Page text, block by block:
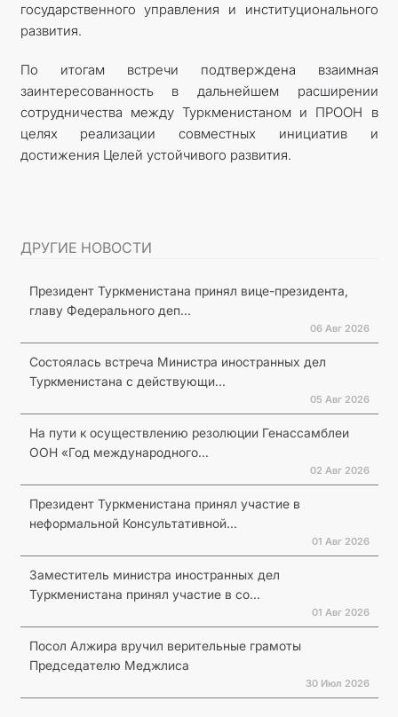
государственного управления и институционального
развития.
По итогам встречи подтверждена взаимная
заинтересованность в дальнейшем расширении
сотрудничества между Туркменистаном и ПРООН в
целях реализации совместных инициатив и
достижения Целей устойчивого развития.
ДРУГИЕ НОВОСТИ
Президент Туркменистана принял вице-президента,
главу Федерального деп...
06 Авг 2026
Состоялась встреча Министра иностранных дел
Туркменистана с действующи...
05 Авг 2026
На пути к осуществлению резолюции Генассамблеи
ООН «Год международного...
02 Авг 2026
Президент Туркменистана принял участие в
неформальной Консультативной...
01 Авг 2026
Заместитель министра иностранных дел
Туркменистана принял участие в со...
01 Авг 2026
Посол Алжира вручил верительные грамоты
Председателю Меджлиса
30 Июл 2026